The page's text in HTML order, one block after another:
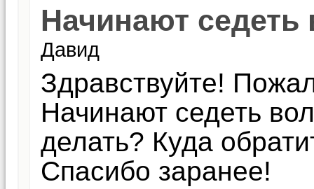
Начинают седеть
Давид
Здравствуйте!
Начинают седеть
делать? Куда
Спасибо заранее!